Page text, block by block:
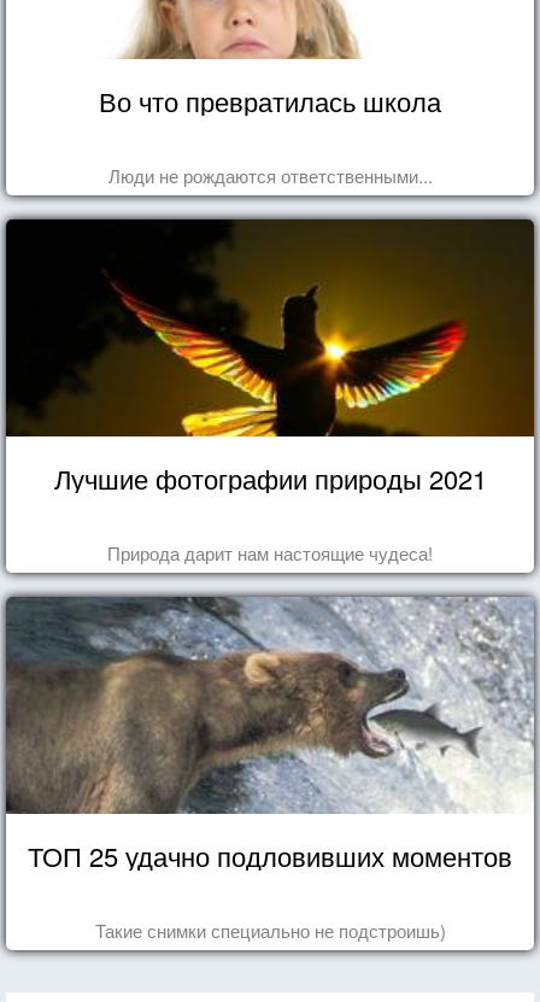
Во что превратилась школа
Люди не рождаются ответственными...
Лучшие фотографии природы 2021
Природа дарит нам настоящие чудеса!
ТОП 25 удачно подловивших моментов
Такие снимки специально не подстроишь)